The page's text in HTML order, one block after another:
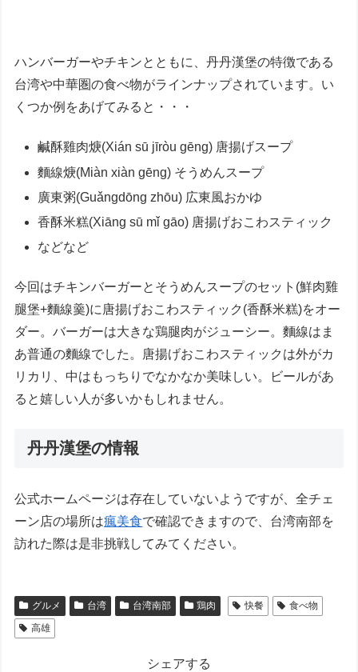
ハンバーガーやチキンとともに、丹丹漢堡の特徴である
台湾や中華圏の食べ物がラインナップされています。い
くつか例をあげてみると・・・
鹹酥雞肉焿(Xián sū jīròu gēng) 唐揚げスープ
麵線焿(Miàn xiàn gēng) そうめんスープ
廣東粥(Guǎngdōng zhōu) 広東風おかゆ
香酥米糕(Xiāng sū mǐ gāo) 唐揚げおこわスティック
などなど
今回はチキンバーガーとそうめんスープのセット(鮮肉雞
腿堡+麵線羹)に唐揚げおこわスティック(香酥米糕)をオー
ダー。バーガーは大きな鶏腿肉がジューシー。麵線はま
あ普通の麵線でした。唐揚げおこわスティックは外がカ
リカリ、中はもっちりでなかなか美味しい。ビールがあ
ると嬉しい人が多いかもしれません。
丹丹漢堡の情報
公式ホームページは存在していないようですが、全チェ
ーン店の場所は瘋美食で確認できますので、台湾南部を
訪れた際は是非挑戦してみてください。
グルメ 台湾 台湾南部 鶏肉 快餐
食べ物
高雄
シェアする